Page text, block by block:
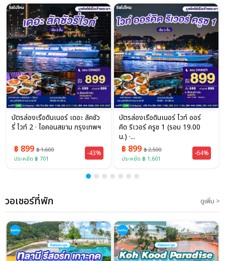
บัตรล่องเรือดินเนอร์ เดอะ ลัคชัว
รี่ ไวท์ 2 · ไอคอนสยาม กรุงเทพฯ
฿ 899 ฿ 1,600
ประหยัด ฿ 701
-43%
บัตรล่องเรือดินเนอร์ ไวท์ ออร์
คิด ริเวอร์ ครูซ 1 (รอบ 19.00
น.) ·...
฿ 899 ฿ 2,500
ประหยัด ฿ 1,601
-64%
วอเชอร์ที่พัก ดูเพิ่ม >